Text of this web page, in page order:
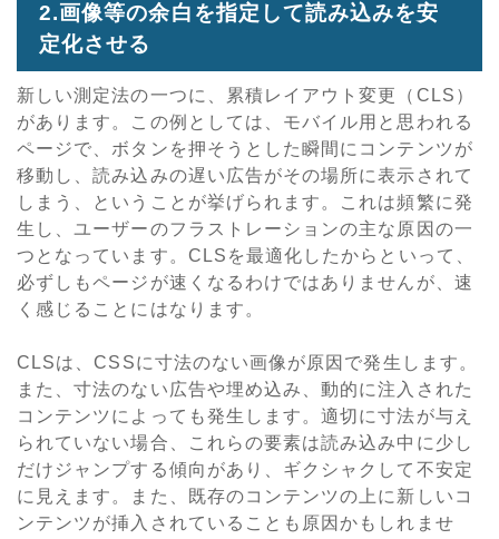
2.画像等の余白を指定して読み込みを安
定化させる
新しい測定法の一つに、累積レイアウト変更（CLS）
があります。この例としては、モバイル用と思われる
ページで、ボタンを押そうとした瞬間にコンテンツが
移動し、読み込みの遅い広告がその場所に表示されて
しまう、ということが挙げられます。これは頻繁に発
生し、ユーザーのフラストレーションの主な原因の一
つとなっています。CLSを最適化したからといって、
必ずしもページが速くなるわけではありませんが、速
く感じることにはなります。
CLSは、CSSに寸法のない画像が原因で発生します。
また、寸法のない広告や埋め込み、動的に注入された
コンテンツによっても発生します。適切に寸法が与え
られていない場合、これらの要素は読み込み中に少し
だけジャンプする傾向があり、ギクシャクして不安定
に見えます。また、既存のコンテンツの上に新しいコ
ンテンツが挿入されていることも原因かもしれませ